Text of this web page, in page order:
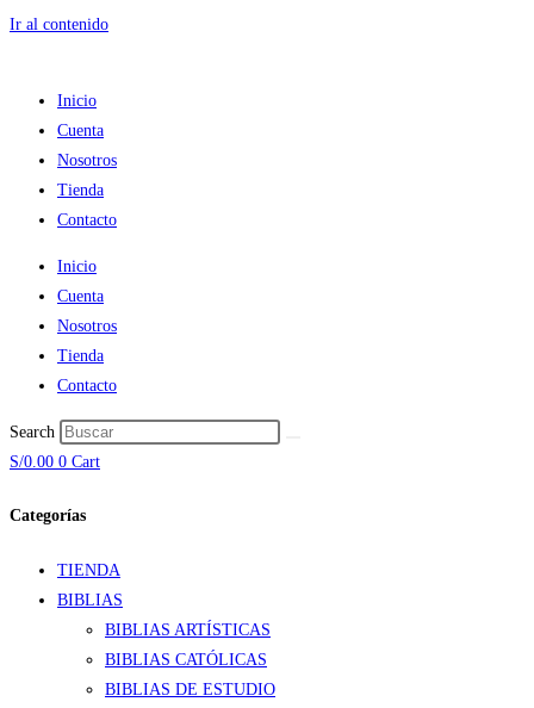
Ir al contenido
Inicio
Cuenta
Nosotros
Tienda
Contacto
Inicio
Cuenta
Nosotros
Tienda
Contacto
Search
S/0.00 0 Cart
Categorías
TIENDA
BIBLIAS
BIBLIAS ARTÍSTICAS
BIBLIAS CATÓLICAS
BIBLIAS DE ESTUDIO